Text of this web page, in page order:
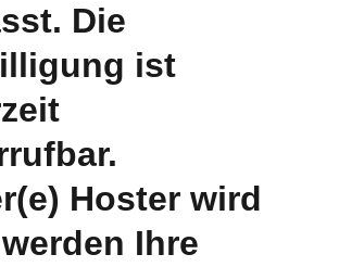
Die
ist
Hoster wird
Ihre